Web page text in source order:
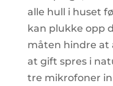
alle hull i huset
kan plukke opp
måten hindre at
at gift spres i
tre mikrofoner